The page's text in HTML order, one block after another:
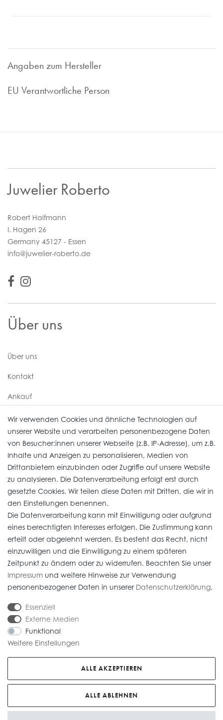
1997 sind wir im Bereich des Luxusuhren Ankaufs tätig und
Uhrenankauf oder -Inzahlungnahme - wir sind Ihr
zuverlässiger Ansprechpartner.
Angaben zum Hersteller
EU Verantwortliche Person
Juwelier Roberto
Robert Halfmann
I. Hagen 26
Germany 45127 - Essen
info@juwelier-roberto.de
Über uns
Über uns
Kontakt
Ankauf
Uhren Service
Vertrag widerrufen
Informationen
Widerrufs­recht
Impressum
AGB
Kundenauftrag) sind nach § 25 A UStG besteuert, die MwSt ist nicht
ausweisbar. Alle Preise zzgl.Versandkosten
Wir verwenden Cookies und ähnliche Technologien auf
unserer Website und verarbeiten personenbezogene Daten
von Besucher:innen unserer Webseite (z.B. IP-Adresse), um z.B.
Inhalte und Anzeigen zu personalisieren, Medien von
Drittanbietern einzubinden oder Zugriffe auf unsere Website
zu analysieren. Die Datenverarbeitung erfolgt erst durch
gesetzte Cookies. Wir teilen diese Daten mit Dritten, die wir in
den Einstellungen benennen.
Die Datenverarbeitung kann mit Einwilligung oder aufgrund
eines berechtigten Interesses erfolgen. Die Zustimmung kann
erteilt oder abgelehnt werden. Es besteht das Recht, nicht
einzuwilligen und die Einwilligung zu einem späteren
Zeitpunkt zu ändern oder zu widerrufen. Beachten Sie unser
Impressum und weitere Hinweise zur Verwendung
personenbezogener Daten in unserer Daten­schutz­erklärung.
Essenziell
Externe Medien
Funktional
Weitere Einstellungen
ALLE AKZEPTIEREN
ALLE ABLEHNEN